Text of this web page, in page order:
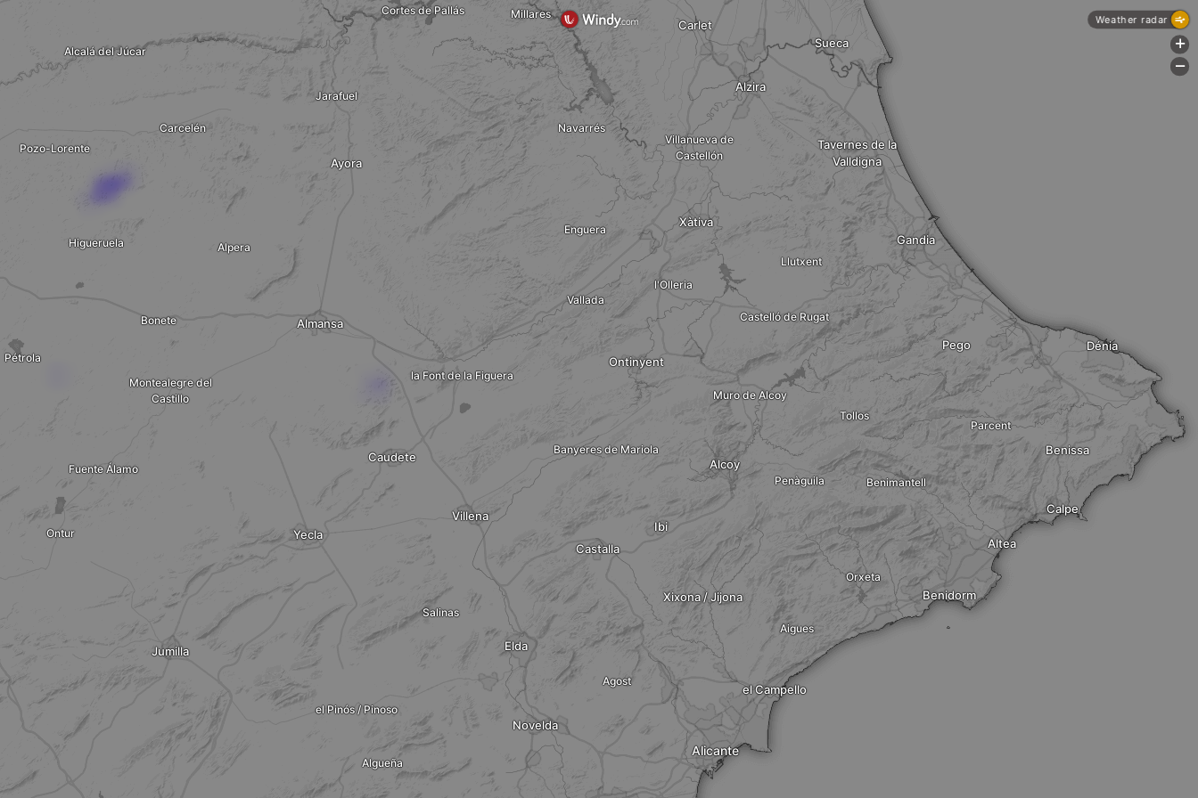
la Font de la Figuera
Caudete
Villena
Penàguila
Castalla
Ibi
Ontinyent
Banyeres de Mariola
Muro de Alcoy
Alcoy
Castelló de Rugat
Llutxent
Vallada
Enguera
l'Olleria
Xàtiva
Villanueva de
Castellón
el Pinós / Pinoso
Algueña
Novelda
Elda
Salinas
el Campello
Alicante
Agost
Aigues
Xixona / Jijona
Yecla
Montealegre del
Castillo
Orxeta
Parcent
Benimantell
Tollos
Altea
Almansa
Ayora
Alpera
Bonete
Pego
Gandia
Tavernes de la
Valldigna
Jumilla
Benidorm
Cortes de Pallás Millares
Alzira
Navarrés
Carlet
Jarafuel
Carcelén
Sueca
Fuente Álamo
Ontur
Calpe
Benissa
Pozo-Lorente
Higueruela
Pétrola
Dénia
Alcalá del Júcar
Weather radar
+
-